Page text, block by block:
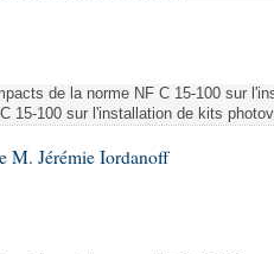
de la norme NF C 15-100 sur
15-100 sur l'installation de kits
M. Jérémie Iordanoff